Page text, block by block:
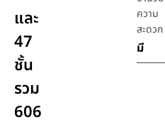
และ
47
ชั้น
รวม
606
ความ
สะดวก
มี